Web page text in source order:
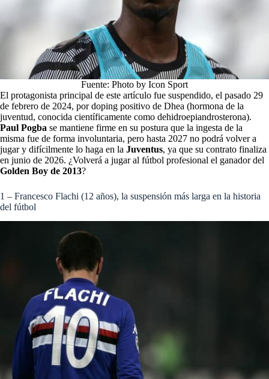
Fuente: Photo by Icon Sport
El protagonista principal de este artículo fue suspendido, el pasado 29
de febrero de 2024, por doping positivo de Dhea (hormona de la
juventud, conocida científicamente como dehidroepiandrosterona).
Paul Pogba se mantiene firme en su postura que la ingesta de la
misma fue de forma involuntaria, pero hasta 2027 no podrá volver a
jugar y difícilmente lo haga en la Juventus, ya que su contrato finaliza
en junio de 2026. ¿Volverá a jugar al fútbol profesional el ganador del
Golden Boy de 2013?
1 – Francesco Flachi (12 años), la suspensión más larga en la historia
del fútbol